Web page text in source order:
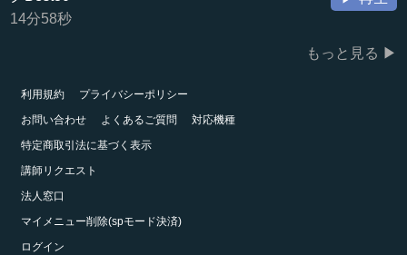
14分58秒
もっと見る ▶
利用規約
プライバシーポリシー
お問い合わせ
よくあるご質問
対応機種
特定商取引法に基づく表示
講師リクエスト
法人窓口
マイメニュー削除(spモード決済)
ログイン